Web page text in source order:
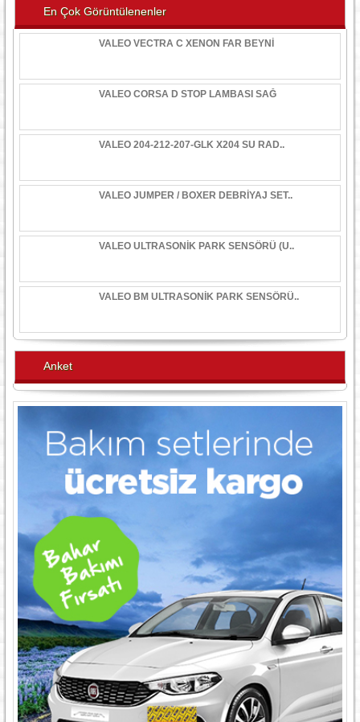
En Çok Görüntülenenler
VALEO VECTRA C XENON FAR BEYNİ
VALEO CORSA D STOP LAMBASI SAĞ
VALEO 204-212-207-GLK X204 SU RAD..
VALEO JUMPER / BOXER DEBRİYAJ SET..
VALEO ULTRASONİK PARK SENSÖRÜ (U..
VALEO BM ULTRASONİK PARK SENSÖRÜ..
Anket